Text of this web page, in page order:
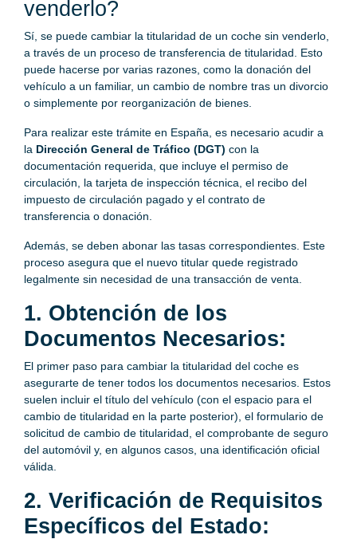
venderlo?
Sí, se puede cambiar la titularidad de un coche sin venderlo,
a través de un proceso de transferencia de titularidad. Esto
puede hacerse por varias razones, como la donación del
vehículo a un familiar, un cambio de nombre tras un divorcio
o simplemente por reorganización de bienes.
Para realizar este trámite en España, es necesario acudir a
la Dirección General de Tráfico (DGT) con la
documentación requerida, que incluye el permiso de
circulación, la tarjeta de inspección técnica, el recibo del
impuesto de circulación pagado y el contrato de
transferencia o donación.
Además, se deben abonar las tasas correspondientes. Este
proceso asegura que el nuevo titular quede registrado
legalmente sin necesidad de una transacción de venta.
1. Obtención de los
Documentos Necesarios:
El primer paso para cambiar la titularidad del coche es
asegurarte de tener todos los documentos necesarios. Estos
suelen incluir el título del vehículo (con el espacio para el
cambio de titularidad en la parte posterior), el formulario de
solicitud de cambio de titularidad, el comprobante de seguro
del automóvil y, en algunos casos, una identificación oficial
válida.
2. Verificación de Requisitos
Específicos del Estado: